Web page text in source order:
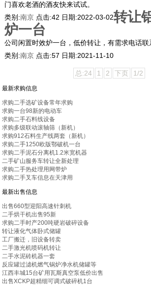
门喜欢老酒的酒友快来试试。
类别:南京 点击:42 日期:2022-03-02转让
炉一台
公司闲置时效炉一台，低价转让，有需求电话联
类别:南京 点击:57 日期:2021-11-10
总:24 1 2 下页 1/2
最新求购信息
求购二手选矿设备常年求购
求购一台98新的电动车
求购二手石料线设备
求购多级联动滚轴筛（新机）
求购912石料生产线两套（新机）
求购二手1250欧版鄂破机一台
求购二手泥石分离机1.2米宽机器
二手矿山服务车转让全新处理
求购二手热处理用网带炉
求购二手叉车信息在天津用
最新出售信息
出售660型迎阳高速针刺机
二手烘干机出售95新
求购二手时产200吨硬岩破碎设备
转让液化气体卧式储罐
工厂搬迁，旧设备转卖
二手激光机喷码机转让
二手水泥砖机器一套
反应罐过滤机燃气锅炉净水机储罐等
江西丰城15台矿用瓦斯真空泵低价出售
出售XCKP超精细可调式破碎机1台